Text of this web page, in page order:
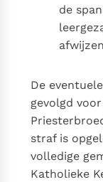
de
De
gevolgd
straf is
volledige
Katholieke